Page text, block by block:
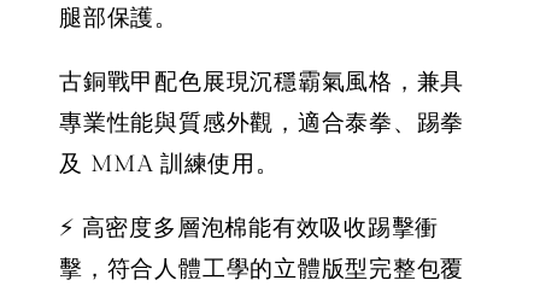
腿部保護。
古銅戰甲配色展現沉穩霸氣風格，兼具
專業性能與質感外觀，適合泰拳、踢拳
及 MMA 訓練使用。
⚡ 高密度多層泡棉能有效吸收踢擊衝
擊，符合人體工學的立體版型完整包覆